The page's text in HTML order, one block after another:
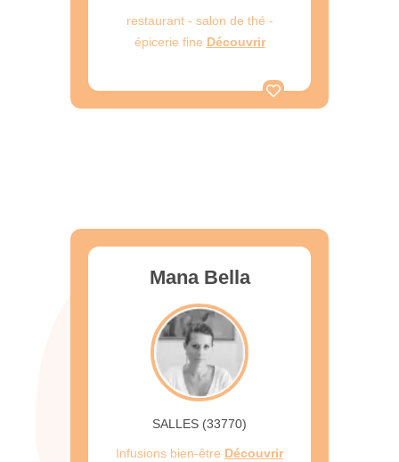
restaurant - salon de thé -
épicerie fine Découvrir
Mana Bella
SALLES (33770)
Infusions bien-être Découvrir